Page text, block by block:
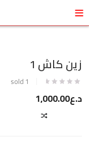
قبل
زين كاش 1
1
sold
د.ع1,000.00